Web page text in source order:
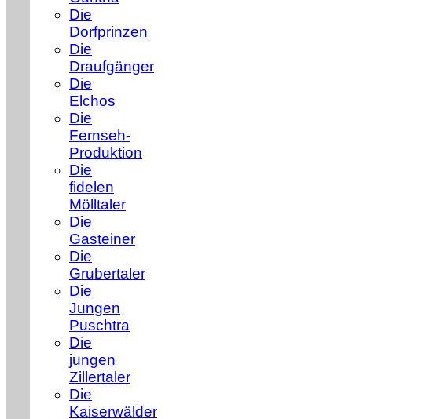
Die
Dorfprinzen
Die
Draufgänger
Die
Elchos
Die
Fernseh-
Produktion
Die
fidelen
Mölltaler
Die
Gasteiner
Die
Grubertaler
Die
Jungen
Puschtra
Die
jungen
Zillertaler
Die
Kaiserwälder